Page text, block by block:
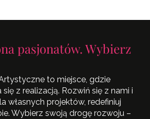
pasjonatów. Wybierz
to miejsce, gdzie
z realizacją. Rozwiń się z nami i
własnych projektów, redefiniuj
Wybierz swoją drogę rozwoju –